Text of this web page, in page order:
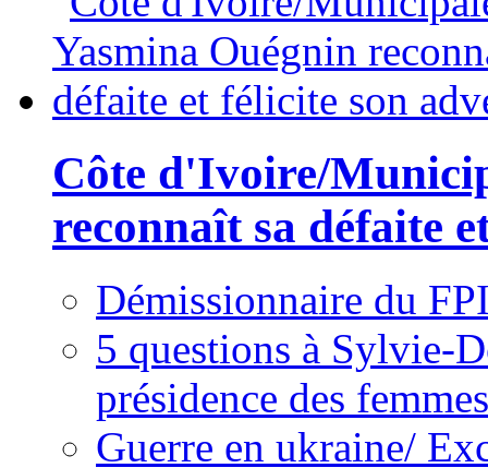
Côte d'Ivoire/
reconnaît sa défaite
Démissionnaire du
5 questions à Sylvie-
présidence des
Guerre en ukraine/